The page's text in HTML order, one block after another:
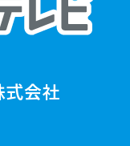
式会社